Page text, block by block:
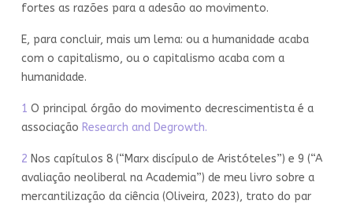
fortes as razões para a adesão ao movimento.
E, para concluir, mais um lema: ou a humanidade acaba
com o capitalismo, ou o capitalismo acaba com a
humanidade.
1 O principal órgão do movimento decrescimentista é a
associação Research and Degrowth.
2 Nos capítulos 8 (“Marx discípulo de Aristóteles”) e 9 (“A
avaliação neoliberal na Academia”) de meu livro sobre a
mercantilização da ciência (Oliveira, 2023), trato do par